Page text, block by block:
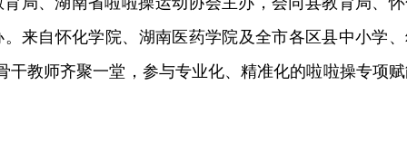
来自怀化学院、湖南医药学院及全市各区县中小学
干教师齐聚一堂，参与专业化、精准化的啦啦操专项